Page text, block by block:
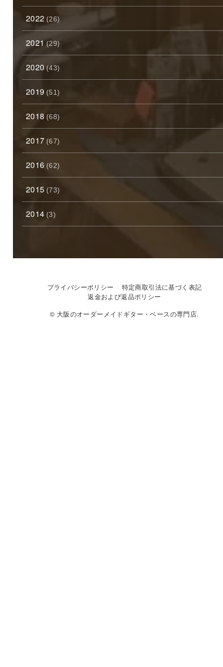
2022 (26)
2021 (29)
2020 (43)
2019 (51)
2018 (68)
2017 (67)
2016 (62)
2015 (73)
2014 (3)
プライバシーポリシー
特定商取引法に基づく表記
返金および返品ポリシー
© 大阪のオーダーメイドギター・ベースの専門店.